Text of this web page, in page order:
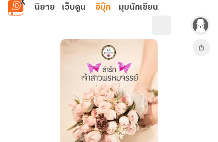
ข้ามไปยังเนื้อหาหลัก
นิยาย เว็บตูน อีบุ๊ก มุมนักเขียน